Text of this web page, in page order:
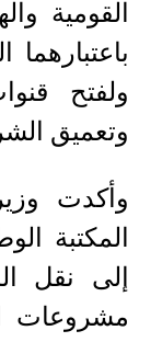
القومية
باعتبارهما
ولفتح
وتعميق
وأكدت
إلى نقل
مشروعات